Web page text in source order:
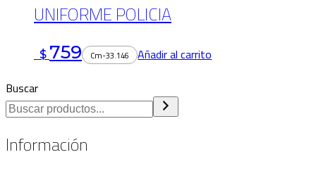
UNIFORME POLICIA
$ 759 Cm-33.146
Añadir al carrito
Buscar
Información